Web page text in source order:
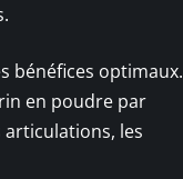
bénéfices optimaux.
en poudre par
les